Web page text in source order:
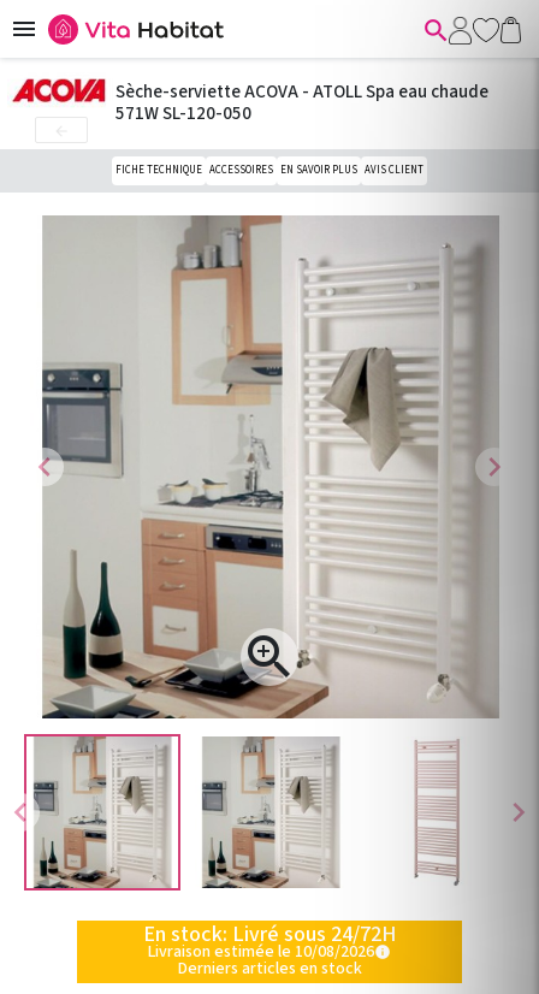
 
chevron_left chevron_right
chevron_left

chevron_right
Sèche-serviette ACOVA - ATOLL Spa eau chaude
571W SL-120-050
FICHE TECHNIQUE ACCESSOIRES EN SAVOIR PLUS AVIS CLIENT
En stock: Livré sous 24/72H
Livraison estimée le 10/08/2026info
Derniers articles en stock